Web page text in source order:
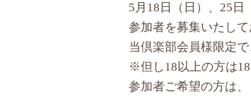
5月18日（日）、25
参加者を募集いたして
当倶楽部会員様限定で
※但し18以上の方は18
参加者ご希望の方は